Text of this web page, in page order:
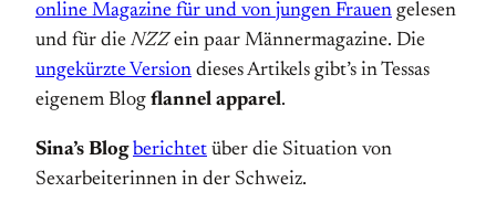
online Magazine für und von jungen Frauen gelesen
und für die NZZein paar Männermagazine. Die
ungekürzte Version dieses Artikels gibt’s in Tessas
eigenem Blog flannel apparel.
Sina’s Blog berichtet über die Situation von
Sexarbeiterinnen in der Schweiz.